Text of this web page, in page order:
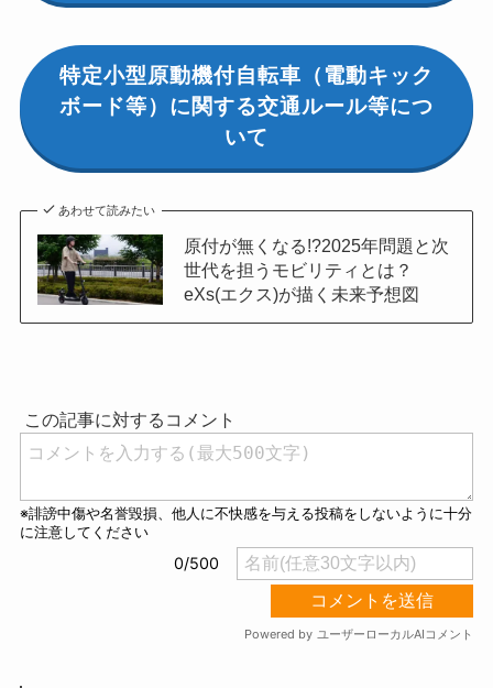
特定小型原動機付自転車（電動キック
ボード等）に関する交通ルール等につ
いて
あわせて読みたい
原付が無くなる!?2025年問題と次
世代を担うモビリティとは？
eXs(エクス)が描く未来予想図